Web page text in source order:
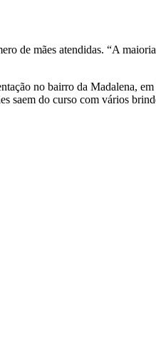
de mães atendidas. “A
no bairro da Madalena,
saem do curso com vários